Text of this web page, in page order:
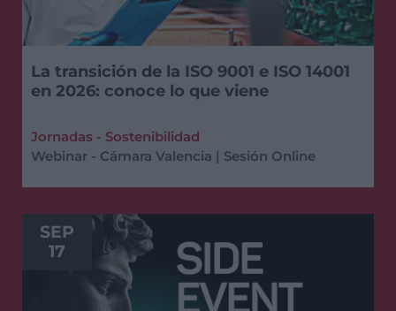
La transición de la ISO 9001 e ISO 14001
en 2026: conoce lo que viene
Jornadas - Sostenibilidad
Webinar - Cámara Valencia | Sesión Online
SEP
17